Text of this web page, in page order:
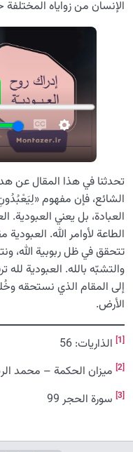
الإنسان من زواياه المختلفة
تحدثنا في هذا المقال عن
العبادة، بل يعني العبودية.
الطاعة لأوامر الله. العبودية
تتحقق في ظل ربوبية الله،
والتشبّه بالله. العبودية لله
إلى المقام الذي نستحقه
الأرض.
[1] الذاريات: 56
[2] ميزان الحكمة – محمد الريشهري –
[3] سورة الحجر 99